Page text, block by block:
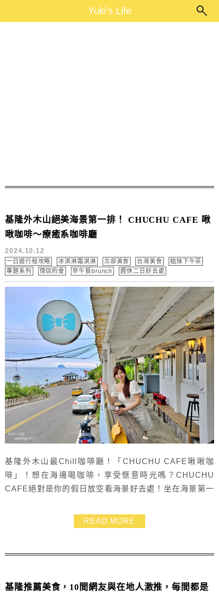
Yuki's LifeYuki's Life
基隆外木山絕美海景第一排！ CHUCHU CAFE 啾
啾咖啡～療癒系咖啡廳
2024.10.12
一日遊行程攻略 冰淇淋霜淇淋 北部美食 台灣美食
姐妹下午茶
專題系列
情侶約會 早午餐brunch 週休二日好去處
基隆外木山最Chill咖啡廳！「CHUCHU CAFE啾啾咖
啡」！想在海邊喝咖啡，享受愜意時光嗎？CHUCHU
CAFE絕對是你的假日放空看海景好去處！坐在海景第一
嚐美味的咖啡，還能跟可愛的店狗互動，超療癒的，被我
列為心中的基隆寶藏咖啡廳呢！周未放假，想找個氛圍舒
CHUCHU CAFE啾啾咖啡，點杯...
READ MORE
基隆推薦美食，10間網友與在地人激推，每間都是